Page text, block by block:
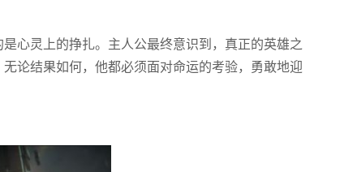
心灵上的挣扎。主人公最终意识到，真正的英雄之
论结果如何，他都必须面对命运的考验，勇敢地迎